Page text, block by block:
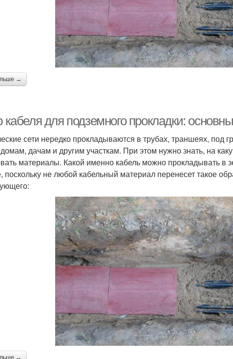
→
для подземного прокладки:
сети нередко прокладываются в трубах, траншеях, под
дачам и другим участкам. При этом нужно знать, на
материалы. Какой именно кабель можно прокладывать
поскольку не любой кабельный материал перенесет такое
→